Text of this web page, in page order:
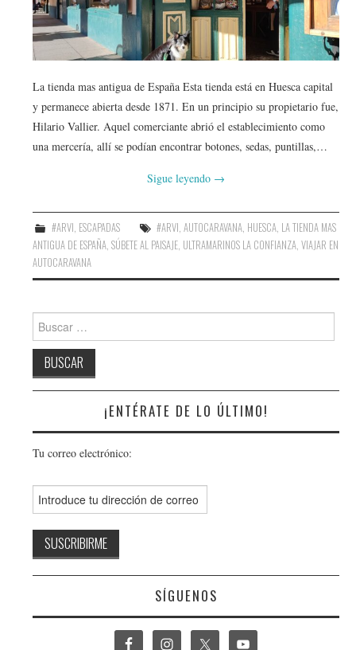
AMIGOS
CONTACTO
La tienda mas antigua de España Esta tienda está en Huesca capital
y permanece abierta desde 1871. En un principio su propietario fue,
Hilario Vallier. Aquel comerciante abrió el establecimiento como
una mercería, allí se podían encontrar botones, sedas, puntillas,…
Sigue leyendo →
#ARVI, ESCAPADAS #ARVI, AUTOCARAVANA, HUESCA, LA TIENDA MAS
ANTIGUA DE ESPAÑA,SÚBETE AL PAISAJE, ULTRAMARINOS LA CONFIANZA,VIAJAR EN
AUTOCARAVANA
¡ENTÉRATE DE LO ÚLTIMO!
Tu correo electrónico:
SÍGUENOS